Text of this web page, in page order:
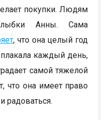
покупки. Людям
Анны. Сама
, что она целый год
каждый день,
самой тяжелой
что она имеет право
радоваться.